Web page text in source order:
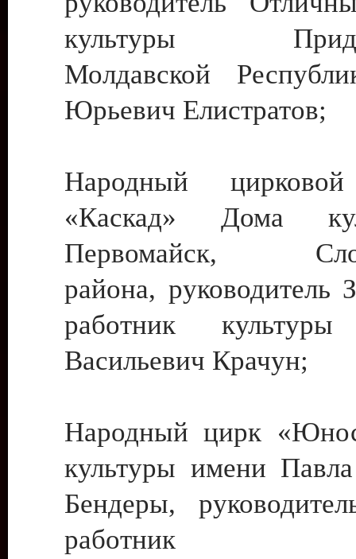
культуры
Молдавской
Юрьевич Елистратов;
Народный цирковой
«Каскад» Дома
Первомайск,
района, руководитель
работник культуры
Васильевич Крачун;
Народный цирк
культуры имени
Бендеры,
работник